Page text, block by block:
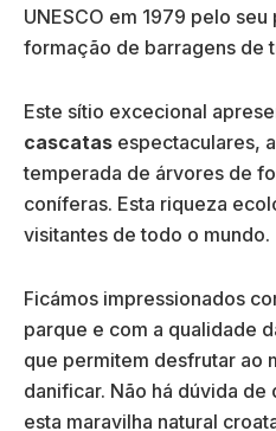
UNESCO em 1979 pelo
formação de barragens de
Este sítio excecional
cascatas espectaculares,
temperada de árvores de
coníferas. Esta riqueza
visitantes de todo o mundo.
Ficámos impressionados
parque e com a qualidade
que permitem desfrutar ao
danificar. Não há dúvida
esta maravilha natural